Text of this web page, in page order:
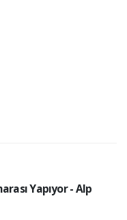
Yapıyor - Alp